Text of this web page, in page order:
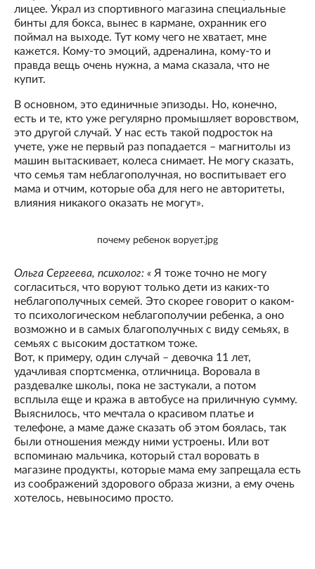
лицее. Украл из спортивного магазина специальные
бинты для бокса, вынес в кармане, охранник его
поймал на выходе. Тут кому чего не хватает, мне
кажется. Кому-то эмоций, адреналина, кому-то и
правда вещь очень нужна, а мама сказала, что не
купит.
В основном, это единичные эпизоды. Но, конечно,
есть и те, кто уже регулярно промышляет воровством,
это другой случай. У нас есть такой подросток на
учете, уже не первый раз попадается – магнитолы из
машин вытаскивает, колеса снимает. Не могу сказать,
что семья там неблагополучная, но воспитывает его
мама и отчим, которые оба для него не авторитеты,
влияния никакого оказать не могут».
почему ребенок ворует.jpg
Ольга Сергеева, психолог: « Я тоже точно не могу
согласиться, что воруют только дети из каких-то
неблагополучных семей. Это скорее говорит о каком-
то психологическом неблагополучии ребенка, а оно
возможно и в самых благополучных с виду семьях, в
семьях с высоким достатком тоже.
Вот, к примеру, один случай – девочка 11 лет,
удачливая спортсменка, отличница. Воровала в
раздевалке школы, пока не застукали, а потом
всплыла еще и кража в автобусе на приличную сумму.
Выяснилось, что мечтала о красивом платье и
телефоне, а маме даже сказать об этом боялась, так
были отношения между ними устроены. Или вот
вспоминаю мальчика, который стал воровать в
магазине продукты, которые мама ему запрещала есть
из соображений здорового образа жизни, а ему очень
хотелось, невыносимо просто.